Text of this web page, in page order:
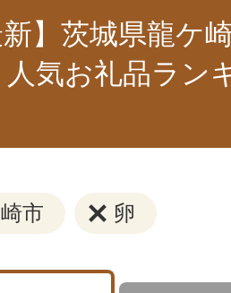
新】茨城県龍ケ
気お礼品ラン
市 卵